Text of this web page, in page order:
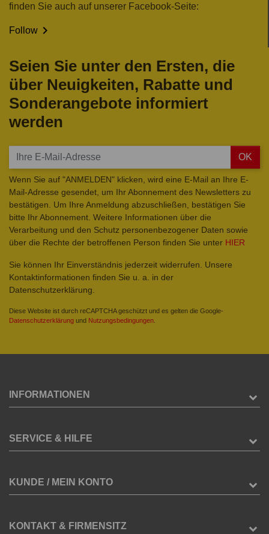
finden Sie auch auf unserer Facebook-Seite:
Follow 
Seien Sie unter den Ersten, die
über Neuigkeiten, Rabatte und
Sonderangebote informiert
werden
OK
Wenn Sie auf "ANMELDEN" klicken, wird eine E-Mail an Ihre E-
Mail-Adresse gesendet, um Ihr Abonnement des Newsletters zu
bestätigen. Um Ihre Anmeldung abzuschließen, bestätigen Sie
bitte Ihr Abonnement. Weitere Informationen über die
Verarbeitung und den Schutz personenbezogener Daten sowie
über die Rechte der betroffenen Person finden Sie unter HIER
Sie können Ihr Einverständnis jederzeit widerrufen. Unsere
Kontaktinformationen finden Sie u. a. in der
Datenschutzerklärung.
Diese Website ist durch reCAPTCHA geschützt und es gelten die Google-
Datenschutzerklärung und Nutzungsbedingungen
INFORMATIONEN
SERVICE & HILFE
KUNDE / MEIN KONTO
KONTAKT & FIRMENSITZ